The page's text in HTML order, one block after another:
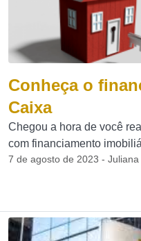
Conheça o
Caixa
Chegou a hora de você
com financiamento
7 de agosto de 2023 -